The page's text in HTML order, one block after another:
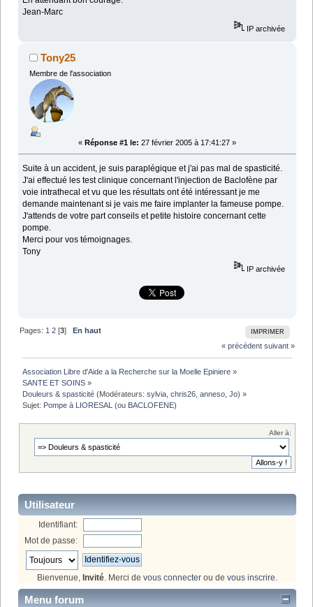
Jean-Marc
IP archivée
Tony25
Membre de l'association
« Réponse #1 le: 27 février 2005 à 17:41:27 »
Suite à un accident, je suis paraplégique et j'ai pas mal de spasticité.
J'ai effectué les test clinique concernant l'injection de Baclofène par
voie intrathecal et vu que les résultats ont été intéressant je me
demande maintenant si je vais me faire implanter la fameuse pompe.
J'attends de votre part conseils et petite histoire concernant cette
pompe.
Merci pour vos témoignages.
Tony
IP archivée
IMPRIMER
Pages:1 2 [3]
En haut
« précédent suivant »
Association Libre d'Aide a la Recherche sur la Moelle Epiniere »
SANTE ET SOINS »
Douleurs & spasticité (Modérateurs:sylvia,chris26,anneso,Jo) »
Sujet: Pompe à LIORESAL (ou BACLOFENE)
Aller à:
Utilisateur
Identifiant:
Mot de passe:
Bienvenue, Invité . Merci de vous connecter ou de vous inscrire
Menu forum